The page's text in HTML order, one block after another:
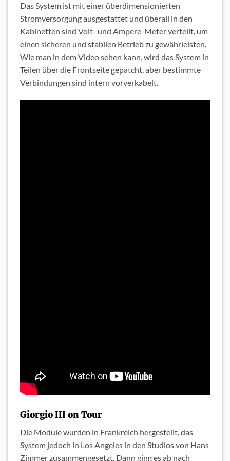
Das System ist mit einer überdimensionierten
Stromversorgung ausgestattet und überall in den
Kabinetten sind Volt- und Ampere-Meter verteilt, um
einen sicheren und stabilen Betrieb zu gewährleisten.
Wie man in dem Video sehen kann, wird das System in
Teilen über die Frontseite gepatcht, aber bestimmte
Verbindungen sind intern vorverkabelt.
Giorgio III on Tour
Die Module wurden in Frankreich hergestellt, das
System jedoch in Los Angeles in den Studios von Hans
Zimmer zusammengesetzt. Dann ging es ab nach